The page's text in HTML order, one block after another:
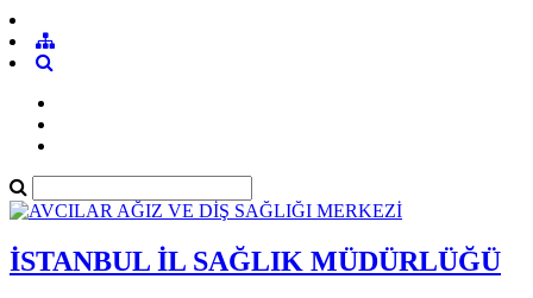
İSTANBUL İL SAĞLIK MÜDÜRLÜĞÜ